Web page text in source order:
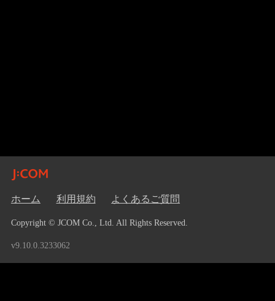
ホーム 利用規約 よくあるご質問
Copyright © JCOM Co., Ltd. All Rights Reserved.
v9.10.0.3233062